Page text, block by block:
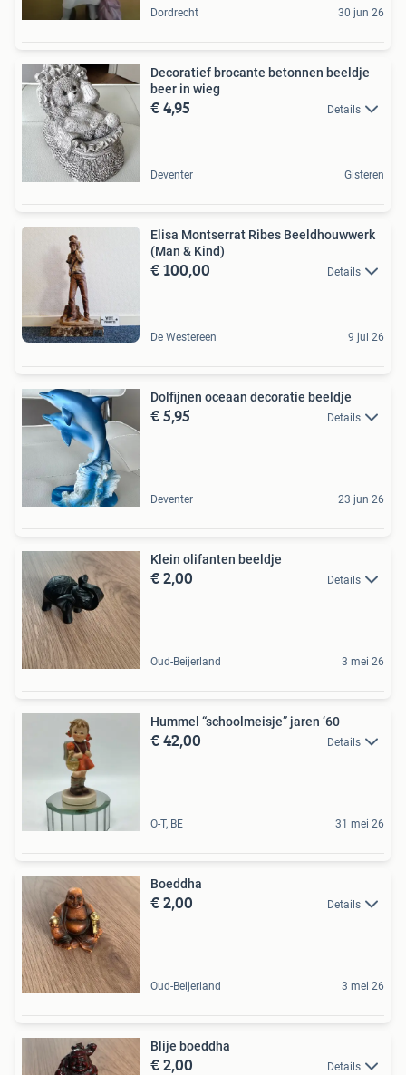
Dordrecht 30 jun 26
Decoratief brocante betonnen beeldje
beer in wieg
€ 4,95 Details
Deventer Gisteren
Elisa Montserrat Ribes Beeldhouwwerk
(Man & Kind)
€ 100,00 Details
De Westereen 9 jul 26
Dolfijnen oceaan decoratie beeldje
€ 5,95 Details
Deventer 23 jun 26
Klein olifanten beeldje
€ 2,00 Details
Oud-Beijerland 3 mei 26
Hummel “schoolmeisje” jaren ‘60
€ 42,00 Details
O-T, BE 31 mei 26
Boeddha
€ 2,00 Details
Oud-Beijerland 3 mei 26
Blije boeddha
€ 2,00 Details